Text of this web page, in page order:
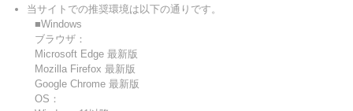
当サイトでの推奨環境は以下の通りです。
■Windows
ブラウザ：
Microsoft Edge 最新版
Mozilla Firefox 最新版
Google Chrome 最新版
OS：